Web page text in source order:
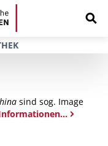
sind sog. Image